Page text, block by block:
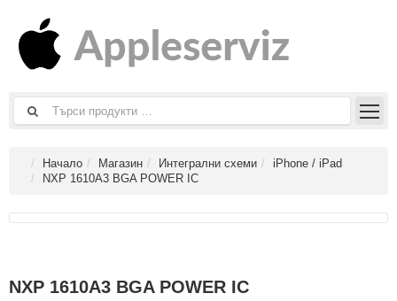
Начало Магазин Интегрални схеми
iPhone / iPad
NXP 1610A3 BGA POWER IC
NXP 1610A3 BGA POWER IC